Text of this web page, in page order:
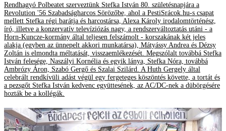
Rendhagyó Polbeatet szerveztünk Stefka István 80. születésnapjára a
Revolution '56 Szabadságharcos Sörözőbe, ahol a PestiSrácok.hu-s csapat
mellett Stefka régi barátja és harcostársa, Alexa Károly irodalomtörténész,
író, illetve a konzervatív televíziózás nagy, a rendszerváltoztatás utáni - a
Horn-Kuncze-kormány által teljesen felszámolt - korszakának két jeles
alakja (egyben az ünnepelt akkori munkatársa), Mátyássy Andrea és Dézsy
Zoltán is elmondta méltatását, visszaemlékezését. Megszólalt továbbá Stefka
István felesége, Naszályi Kornélia és egyik lánya, Stefka Nóra, továbbá
Ambrózy Áron, Szabó Gergő és Szalai Szilárd. A Huth Gergely által
celebrált rendkívüli adást végül egy fergeteges köszöntés követte, a tortát és
a pezsgőt Stefka István kedvenc együttesének, az AC/DC-nek a dübörgésére
hozták be a kollégák.